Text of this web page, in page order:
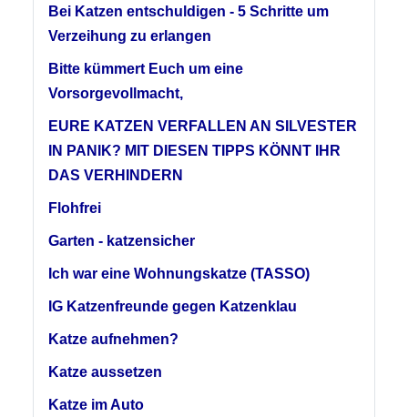
Bei Katzen entschuldigen - 5 Schritte um
Verzeihung zu erlangen
Bitte kümmert Euch um eine
Vorsorgevollmacht,
EURE KATZEN VERFALLEN AN SILVESTER
IN PANIK? MIT DIESEN TIPPS KÖNNT IHR
DAS VERHINDERN
Flohfrei
Garten - katzensicher
Ich war eine Wohnungskatze (TASSO)
IG Katzenfreunde gegen Katzenklau
Katze aufnehmen?
Katze aussetzen
Katze im Auto